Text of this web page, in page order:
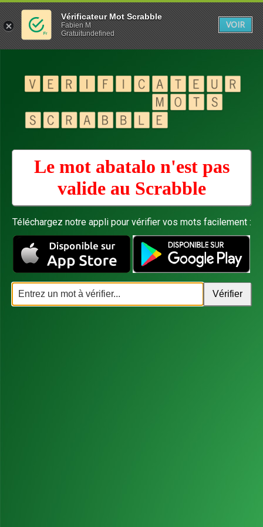
Le mot abatalo n'est pas
valide au Scrabble
Téléchargez notre appli pour vérifier vos mots facilement :
Vérificateur Mot Scrabble
Fabien M
Gratuitundefined
VOIR